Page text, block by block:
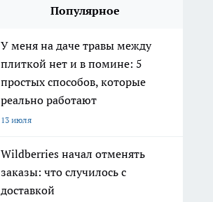
Популярное
У меня на даче травы между
плиткой нет и в помине: 5
простых способов, которые
реально работают
13 июля
Wildberries начал отменять
заказы: что случилось с
доставкой